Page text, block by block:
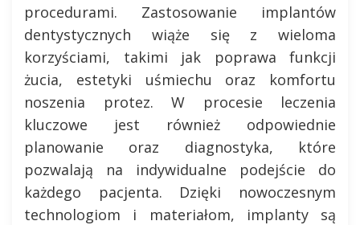
procedurami. Zastosowanie implantów
dentystycznych wiąże się z wieloma
korzyściami, takimi jak poprawa funkcji
żucia, estetyki uśmiechu oraz komfortu
noszenia protez. W procesie leczenia
kluczowe jest również odpowiednie
planowanie oraz diagnostyka, które
pozwalają na indywidualne podejście do
każdego pacjenta. Dzięki nowoczesnym
technologiom i materiałom, implanty są